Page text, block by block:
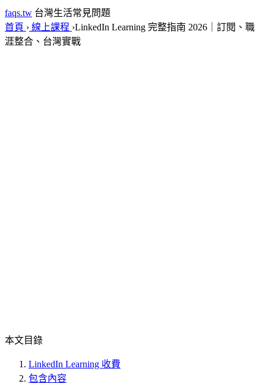
faqs.tw 台灣生活常見問題
首頁 › 線上課程 ›LinkedIn Learning 完整指南 2026｜訂閱、職
涯整合、台灣實戰
本文目錄
LinkedIn Learning 收費
包含內容